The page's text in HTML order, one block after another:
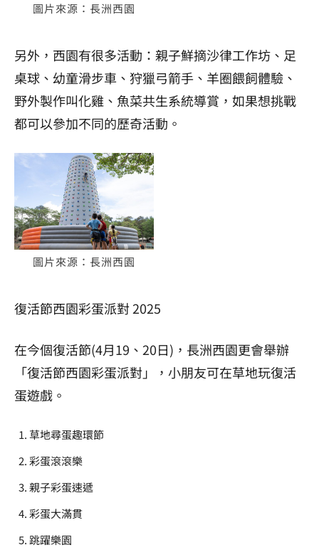
圖片來源：長洲西園
另外，西園有很多活動：親子鮮摘沙律工作坊、足
桌球、幼童滑步車、狩獵弓箭手、羊圈餵飼體驗、
野外製作叫化雞、魚菜共生系統導賞，如果想挑戰
都可以參加不同的歷奇活動。
圖片來源：長洲西園
復活節西園彩蛋派對 2025
在今個復活節(4月19、20日)，長洲西園更會舉辦
「復活節西園彩蛋派對」，小朋友可在草地玩復活
蛋遊戲。
草地尋蛋趣環節
彩蛋滾滾樂
親子彩蛋速遞
彩蛋大滿貫
跳躍樂園